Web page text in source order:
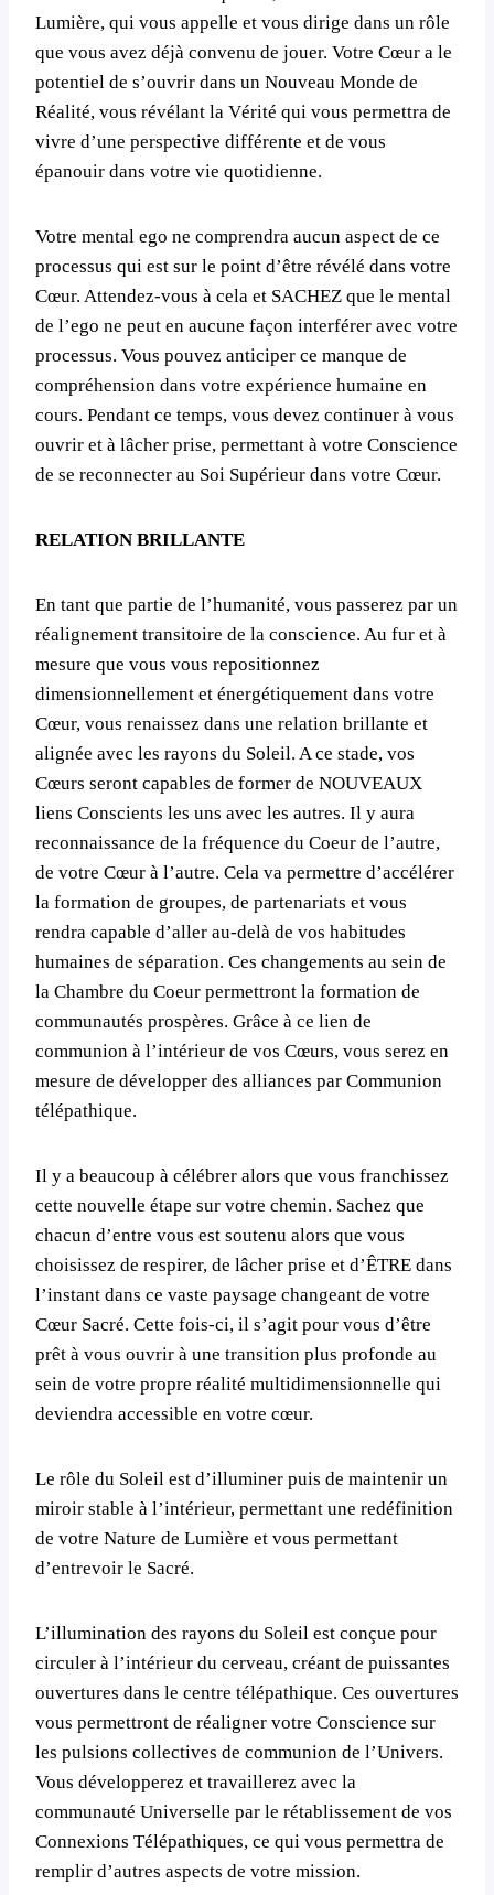
Lumière, qui vous appelle et vous dirige dans un rôle
que vous avez déjà convenu de jouer. Votre Cœur a le
potentiel de s’ouvrir dans un Nouveau Monde de
Réalité, vous révélant la Vérité qui vous permettra de
vivre d’une perspective différente et de vous
épanouir dans votre vie quotidienne.
Votre mental ego ne comprendra aucun aspect de ce
processus qui est sur le point d’être révélé dans votre
Cœur. Attendez-vous à cela et SACHEZ que le mental
de l’ego ne peut en aucune façon interférer avec votre
processus. Vous pouvez anticiper ce manque de
compréhension dans votre expérience humaine en
cours. Pendant ce temps, vous devez continuer à vous
ouvrir et à lâcher prise, permettant à votre Conscience
de se reconnecter au Soi Supérieur dans votre Cœur.
RELATION BRILLANTE
En tant que partie de l’humanité, vous passerez par un
réalignement transitoire de la conscience. Au fur et à
mesure que vous vous repositionnez
dimensionnellement et énergétiquement dans votre
Cœur, vous renaissez dans une relation brillante et
alignée avec les rayons du Soleil. A ce stade, vos
Cœurs seront capables de former de NOUVEAUX
liens Conscients les uns avec les autres. Il y aura
reconnaissance de la fréquence du Coeur de l’autre,
de votre Cœur à l’autre. Cela va permettre d’accélérer
la formation de groupes, de partenariats et vous
rendra capable d’aller au-delà de vos habitudes
humaines de séparation. Ces changements au sein de
la Chambre du Coeur permettront la formation de
communautés prospères. Grâce à ce lien de
communion à l’intérieur de vos Cœurs, vous serez en
mesure de développer des alliances par Communion
télépathique.
Il y a beaucoup à célébrer alors que vous franchissez
cette nouvelle étape sur votre chemin. Sachez que
chacun d’entre vous est soutenu alors que vous
choisissez de respirer, de lâcher prise et d’ÊTRE dans
l’instant dans ce vaste paysage changeant de votre
Cœur Sacré. Cette fois-ci, il s’agit pour vous d’être
prêt à vous ouvrir à une transition plus profonde au
sein de votre propre réalité multidimensionnelle qui
deviendra accessible en votre cœur.
Le rôle du Soleil est d’illuminer puis de maintenir un
miroir stable à l’intérieur, permettant une redéfinition
de votre Nature de Lumière et vous permettant
d’entrevoir le Sacré.
L’illumination des rayons du Soleil est conçue pour
circuler à l’intérieur du cerveau, créant de puissantes
ouvertures dans le centre télépathique. Ces ouvertures
vous permettront de réaligner votre Conscience sur
les pulsions collectives de communion de l’Univers.
Vous développerez et travaillerez avec la
communauté Universelle par le rétablissement de vos
Connexions Télépathiques, ce qui vous permettra de
remplir d’autres aspects de votre mission.